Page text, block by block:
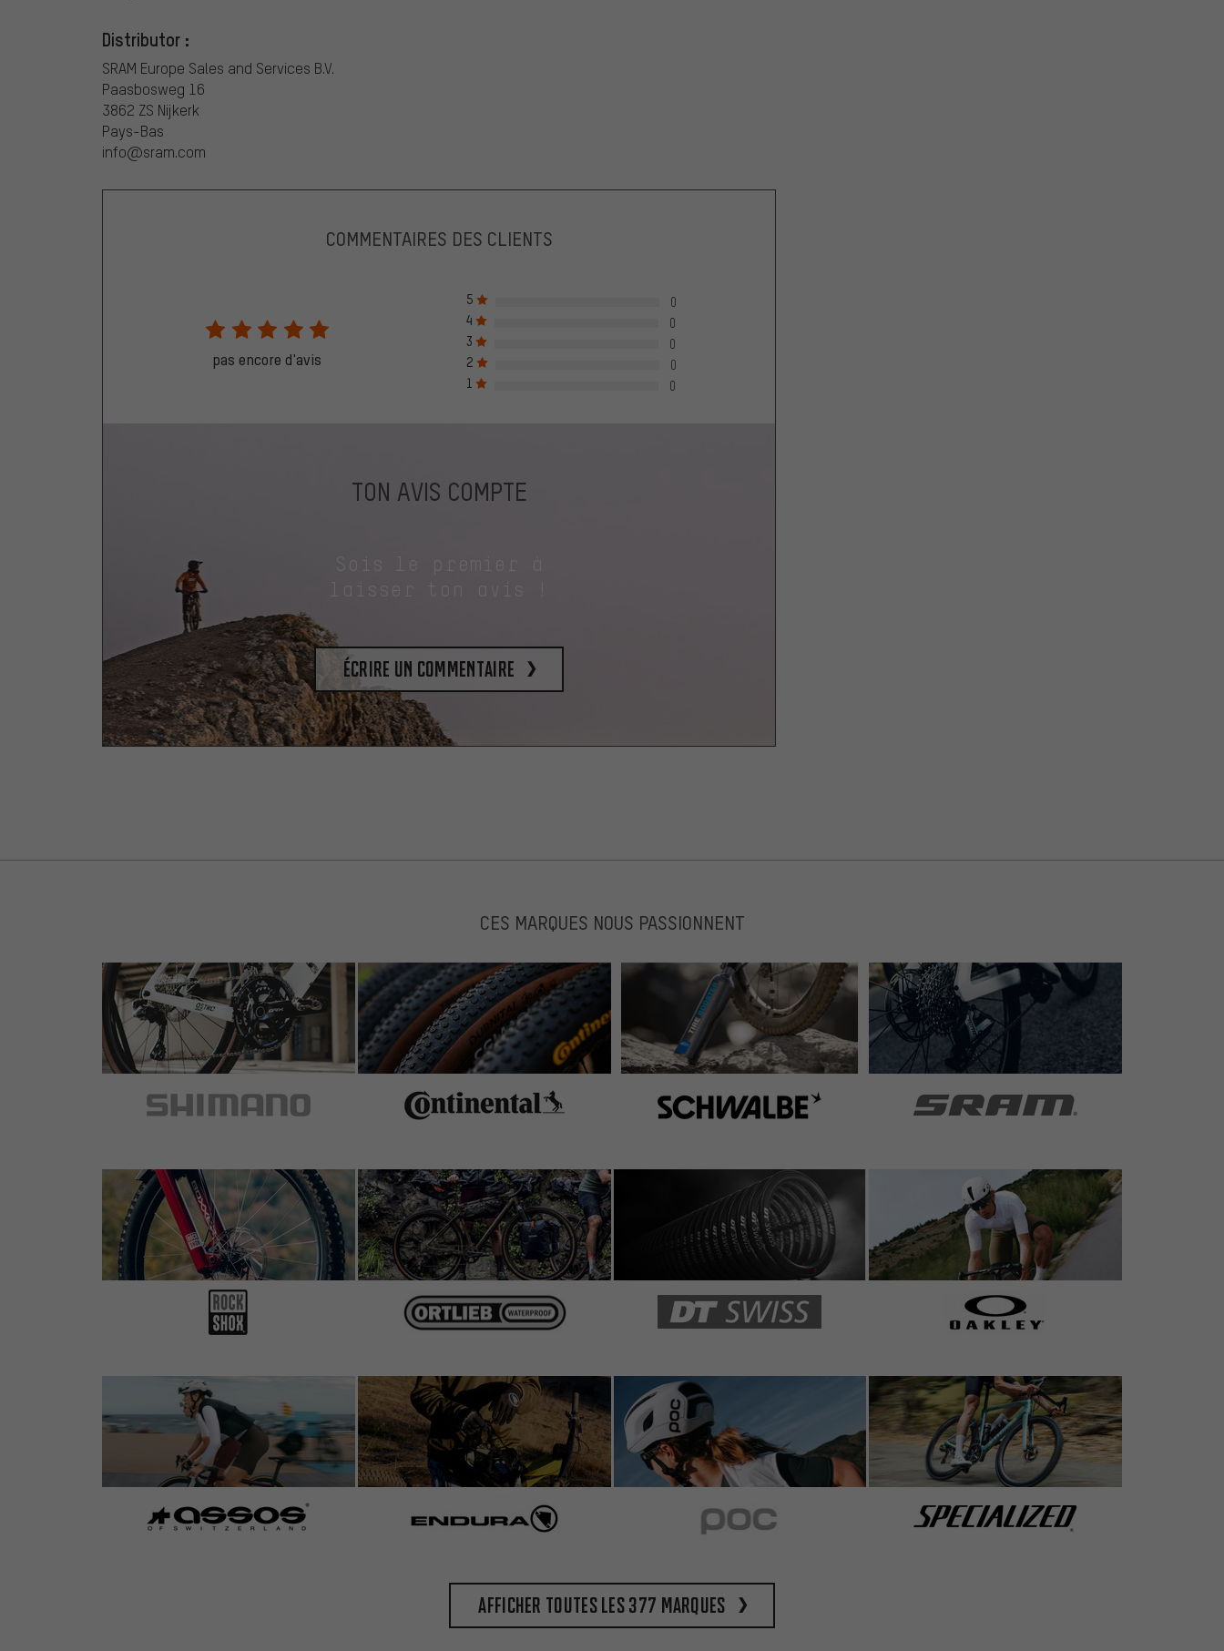
Distributor :
SRAM Europe Sales and Services B.V.
Paasbosweg 16
3862 ZS Nijkerk
Pays-Bas
info@sram.com
COMMENTAIRES DES CLIENTS
pas encore d'avis
5
0
4
0
3
0
2
0
1
0
TON AVIS COMPTE
laisser ton avis !
Écrire un commentaire
CES MARQUES NOUS PASSIONNENT
Afficher toutes les 377 marques